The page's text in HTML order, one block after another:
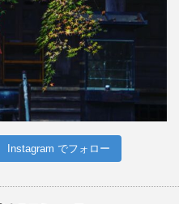
Instagram でフォロー